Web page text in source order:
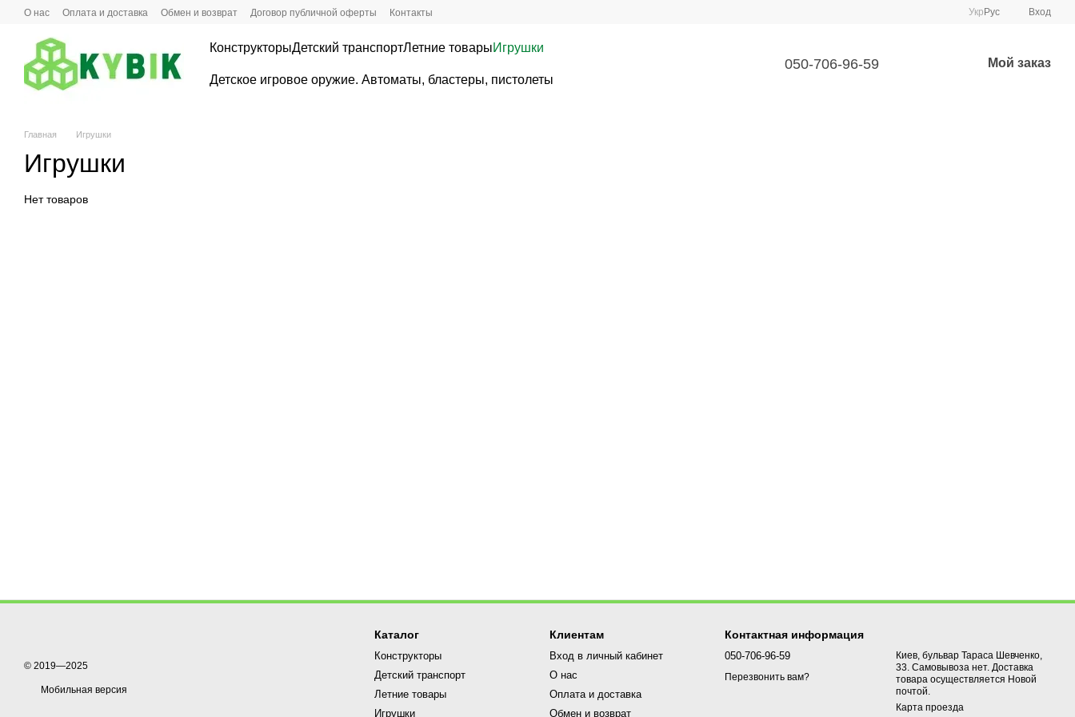
Перейти к основному контенту
О нас Оплата и доставка Обмен и возврат Договoр публичной оферты Контакты Укр Рус Вход
КонструкторыДетский транспортЛетние товарыИгрушки
Детское игровое оружие. Автоматы, бластеры, пистолеты
050-706-96-59 Мой заказ
Главная Игрушки
Игрушки
Нет товаров
© 2019—2025
Мобильная версия
Каталог
Конструкторы
Детский транспорт
Летние товары
Игрушки
Клиентам
Вход в личный кабинет
О нас
Оплата и доставка
Обмен и возврат
Контактная информация
050-706-96-59
Перезвонить вам?
Киев, бульвар Тараса Шевченко,
33. Самовывоза нет. Доставка
товара осуществляется Новой
почтой.
Карта проезда